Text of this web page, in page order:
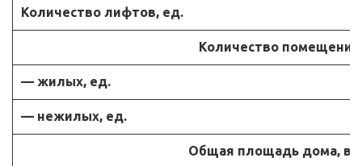
Количество лифтов, ед.
Количество
— жилых, ед.
— нежилых, ед.
Общая площадь дома, в